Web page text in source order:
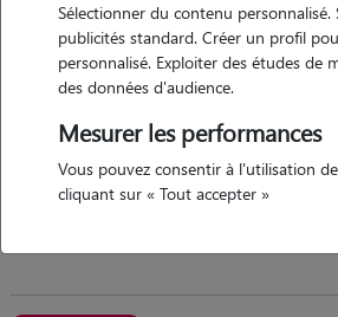
Prescillia
EPERNAY 51200
Sélectionner du contenu personnalisé.
publicités standard. Créer un profil
personnalisé. Exploiter des études de
des données d'audience.
Mesurer les performances
Vous pouvez consentir à l'utilisation
cliquant sur « Tout accepter »